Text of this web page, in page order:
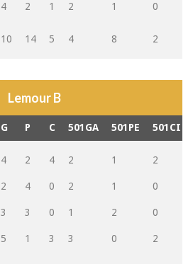
4 2 1 2 1 0
10 14 5 4 8 2
Lemour B
G P C 501GA 501PE 501CI
4 2 4 2 1 2
2 4 0 2 1 0
3 3 0 1 2 0
5 1 3 3 0 2